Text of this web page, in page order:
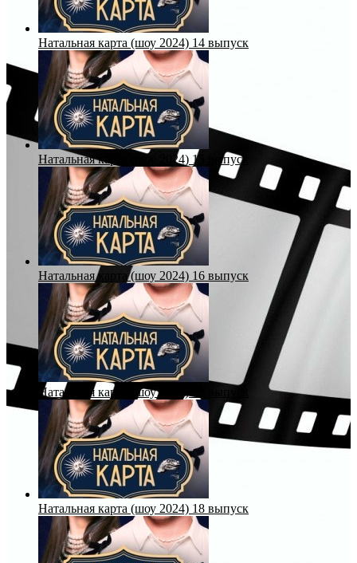
Натальная карта (шоу 2024) 14 выпуск
Натальная карта (шоу 2024) 15 выпуск
Натальная карта (шоу 2024) 16 выпуск
Натальная карта (шоу 2024) 17 выпуск
Натальная карта (шоу 2024) 18 выпуск